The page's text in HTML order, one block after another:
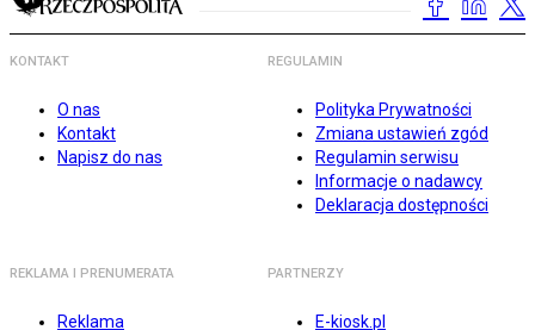
KONTAKT
O nas
Kontakt
Napisz do nas
REGULAMIN
Polityka Prywatności
Zmiana ustawień zgód
Regulamin serwisu
Informacje o nadawcy
Deklaracja dostępności
REKLAMA I PRENUMERATA
Reklama
PARTNERZY
E-kiosk.pl